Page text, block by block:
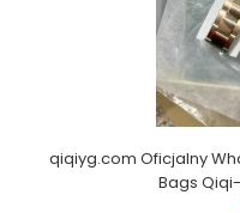
qiqiyg.com Oficjalny
Bags